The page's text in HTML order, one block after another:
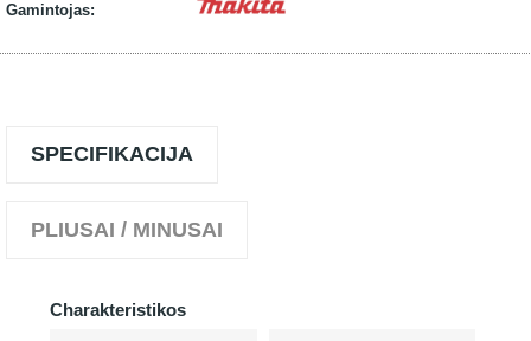
Gamintojas:
SPECIFIKACIJA
PLIUSAI / MINUSAI
Charakteristikos